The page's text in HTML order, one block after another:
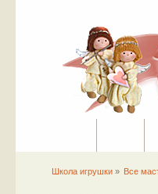
Школа игрушки» Все